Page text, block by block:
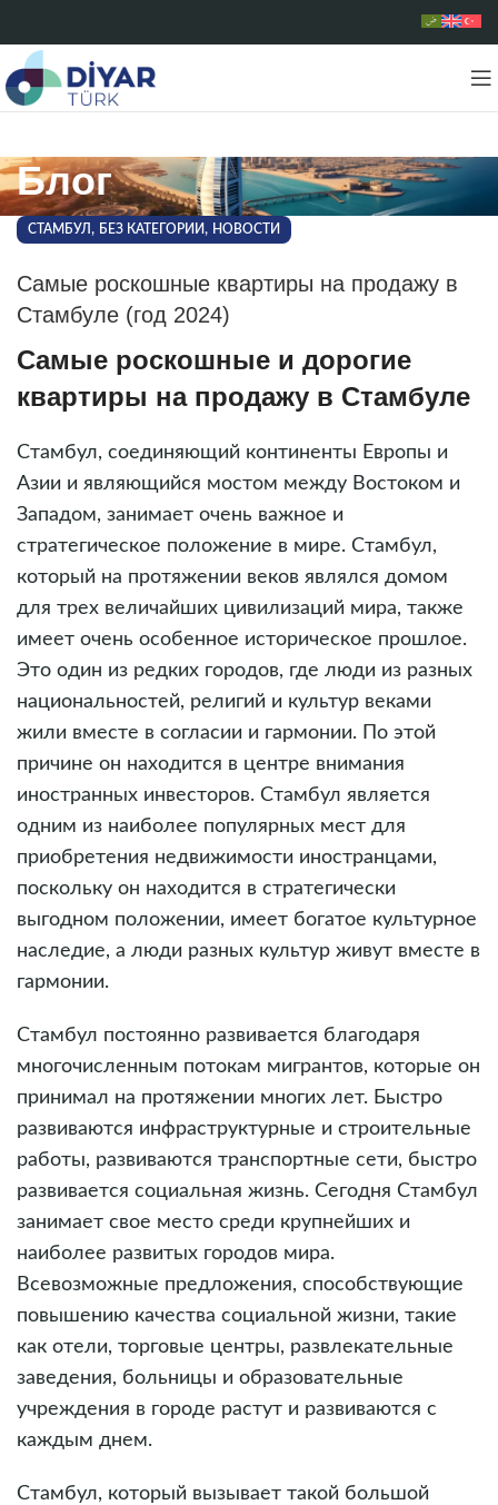
Блог
СТАМБУЛ , БЕЗ КАТЕГОРИИ , НОВОСТИ
Самые роскошные квартиры на продажу в
Стамбуле (год 2024)
Самые роскошные и дорогие
квартиры на продажу в Стамбуле
Стамбул, соединяющий континенты Европы и
Азии и являющийся мостом между Востоком и
Западом, занимает очень важное и
стратегическое положение в мире. Стамбул,
который на протяжении веков являлся домом
для трех величайших цивилизаций мира, также
имеет очень особенное историческое прошлое.
Это один из редких городов, где люди из разных
национальностей, религий и культур веками
жили вместе в согласии и гармонии. По этой
причине он находится в центре внимания
иностранных инвесторов. Стамбул является
одним из наиболее популярных мест для
приобретения недвижимости иностранцами,
поскольку он находится в стратегически
выгодном положении, имеет богатое культурное
наследие, а люди разных культур живут вместе в
гармонии.
Стамбул постоянно развивается благодаря
многочисленным потокам мигрантов, которые он
принимал на протяжении многих лет. Быстро
развиваются инфраструктурные и строительные
работы, развиваются транспортные сети, быстро
развивается социальная жизнь. Сегодня Стамбул
занимает свое место среди крупнейших и
наиболее развитых городов мира.
Всевозможные предложения, способствующие
повышению качества социальной жизни, такие
как отели, торговые центры, развлекательные
заведения, больницы и образовательные
учреждения в городе растут и развиваются с
каждым днем.
Стамбул, который вызывает такой большой